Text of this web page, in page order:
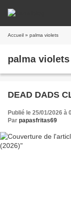
Accueil » palma violets
palma violets
DEAD DADS
Publié le 25/01/2026 à
Par papasfritas69